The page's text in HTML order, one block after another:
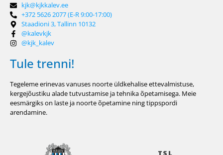
kjk@kjkkalev.ee
+372 5626 2077 (E-R 9:00-17:00)
Staadioni 3, Tallinn 10132
@kalevkjk
@kjk_kalev
Tule trenni!
Tegeleme erinevas vanuses noorte üldkehalise ettevalmistuse,
kergejõustiku alade tutvustamise ja tehnika õpetamisega. Meie
eesmärgiks on laste ja noorte õpetamine ning tippspordi
arendamine.